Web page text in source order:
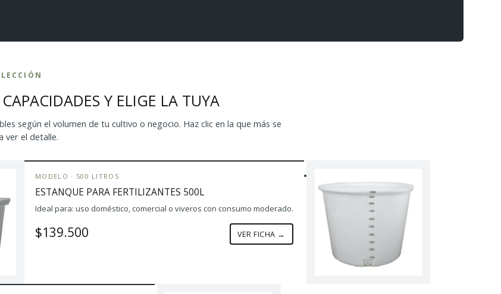
Y ELIGE LA TUYA
según el volumen de tu cultivo o negocio. Haz clic en la que más se
ver el detalle.
MODELO · 500 LITROS
ESTANQUE PARA FERTILIZANTES 500L
Ideal para: uso doméstico, comercial o viveros con consumo moderado.
$139.500 VER FICHA →